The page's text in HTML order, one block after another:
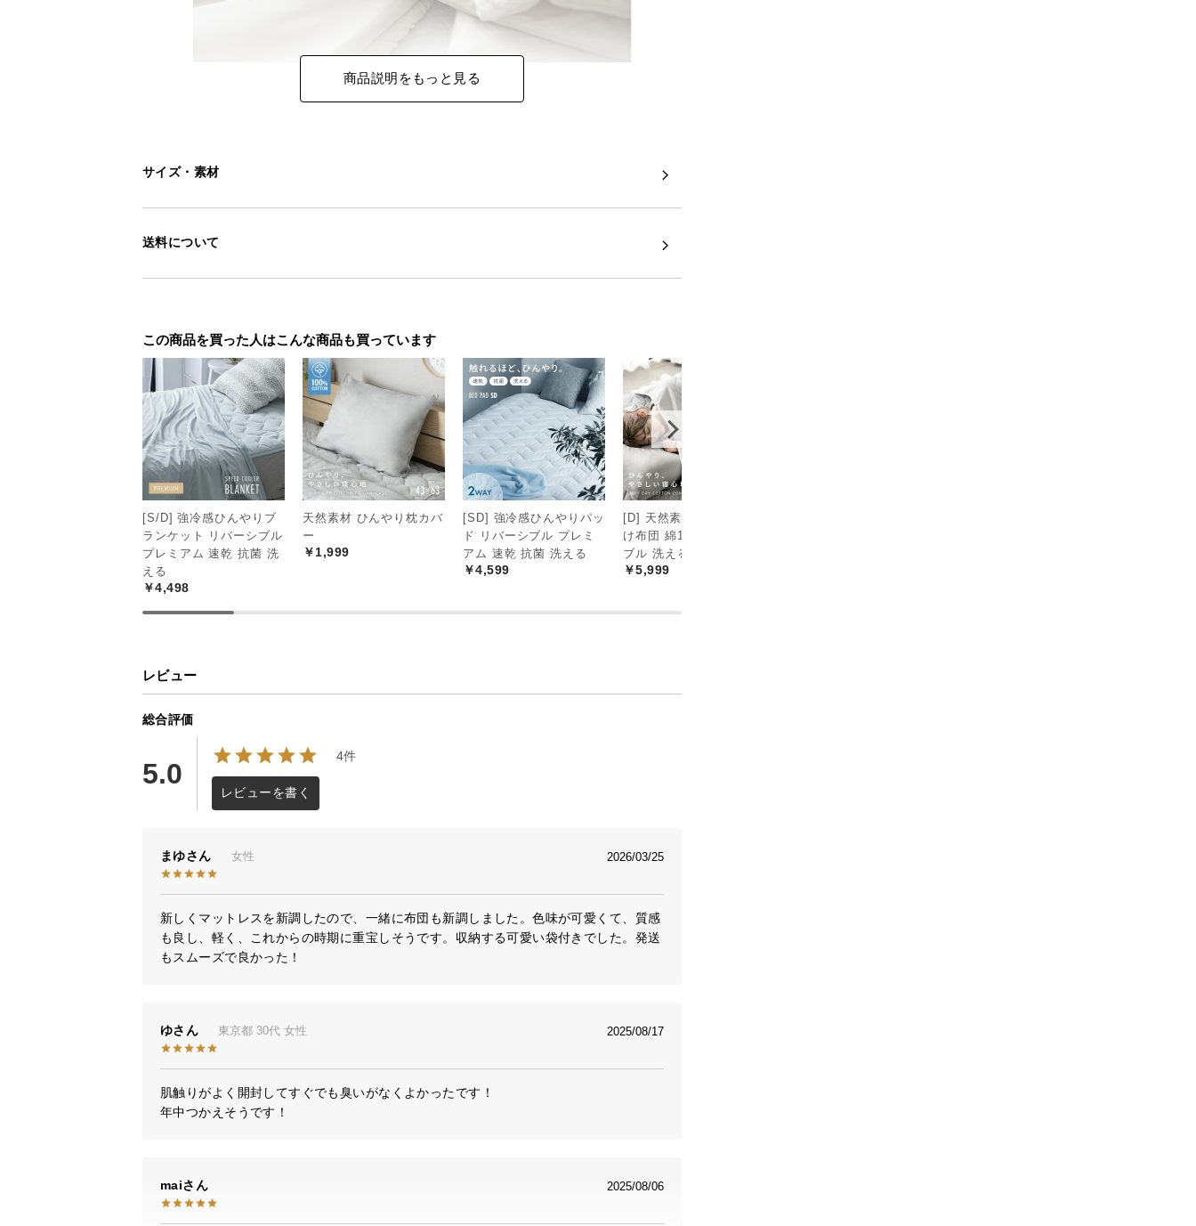
商品説明をもっと見る
サイズ・素材
送料について
この商品を買った人はこんな商品も買っています
[S/D] 強冷感ひんやりブ
ランケット リバーシブル
プレミアム 速乾 抗菌 洗
える
￥4,498
天然素材 ひんやり枕カバ
ー
￥1,999
[SD] 強冷感ひんやりパッ
ド リバーシブル プレミ
アム 速乾 抗菌 洗える
￥4,599
[D] 天然素材 ひんやり掛
け布団 綿100% リバーシ
ブル 洗える
￥5,999
レビュー
総合評価
5.0
4件
レビューを書く
まゆ 女性 2026/03/25
新しくマットレスを新調したので、一緒に布団も新調しました。色味が可愛くて、質感
も良し、軽く、これからの時期に重宝しそうです。収納する可愛い袋付きでした。発送
もスムーズで良かった！
ゆ 東京都 30代 女性 2025/08/17
肌触りがよく開封してすぐでも臭いがなくよかったです！
年中つかえそうです！
mai 2025/08/06